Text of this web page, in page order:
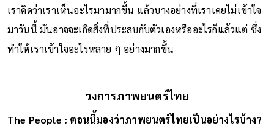
เราคิดว่าเราเห็นอะไรมามากขึ้น แล้วบางอย่างที่เราเคยไม่เข้าใจ
มาวันนี้ มันอาจจะเกิดสิ่งที่ประสบกับตัวเองหรืออะไรก็แล้วแต่ ซึ่ง
ทำให้เราเข้าใจอะไรหลาย ๆ อย่างมากขึ้น
วงการภาพยนตร์ไทย
The People : ตอนนี้มองว่าภาพยนตร์ไทยเป็นอย่างไรบ้าง?